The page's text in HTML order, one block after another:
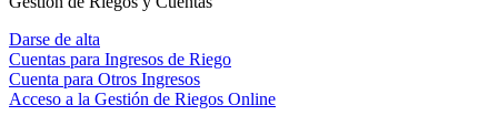
Darse de alta
Cuentas para Ingresos de Riego
Cuenta para Otros Ingresos
Acceso a la Gestión de Riegos Online